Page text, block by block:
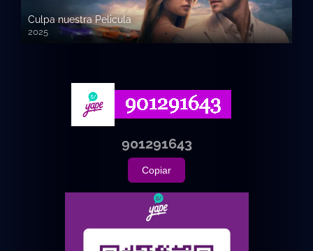
Culpa nuestra Pelicula
2025
720p HD
901291643
Copiar